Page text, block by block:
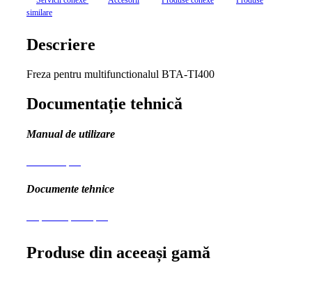
similare
Descriere
Freza pentru multifunctionalul BTA-TI400
Documentație tehnică
Manual de utilizare
Documente tehnice
Produse din aceeași gamă